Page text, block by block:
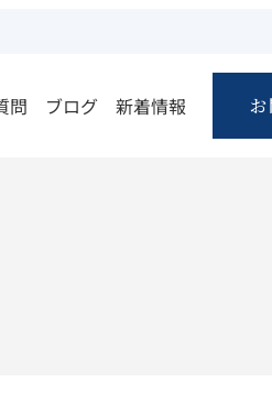
問 ブログ 新着情報